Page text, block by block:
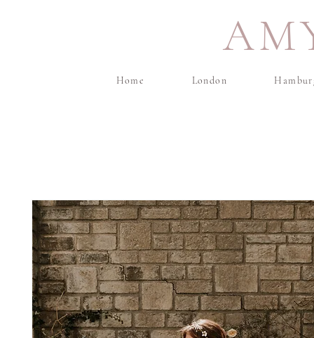
Home London